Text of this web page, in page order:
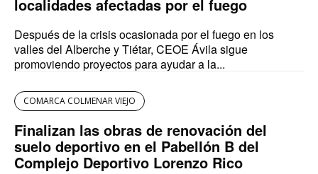
localidades afectadas por el fuego
Después de la crisis ocasionada por el fuego en los
valles del Alberche y Tiétar, CEOE Ávila sigue
promoviendo proyectos para ayudar a la...
COMARCA COLMENAR VIEJO
Finalizan las obras de renovación del
suelo deportivo en el Pabellón B del
Complejo Deportivo Lorenzo Rico